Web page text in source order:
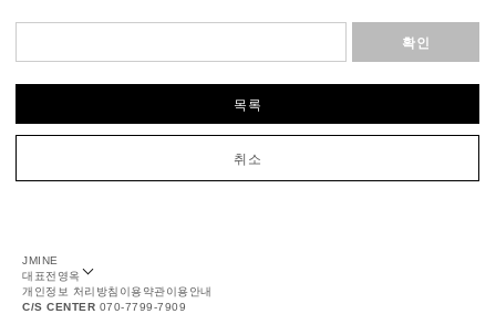
확인
목록
취소
JMINE
대표전영옥
개인정보 처리방침 이용약관이용안내
C/S CENTER 070-7799-7909